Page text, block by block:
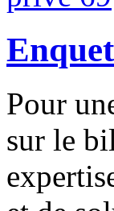
Pour
sur le